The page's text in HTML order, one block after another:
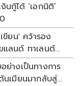
นกู้ได้ ‘เอกนิติ’
ยน' คว้ารอง
แลนด์ ทาเลนต์
างเป็นทางการ
เมียนมากลับสู่